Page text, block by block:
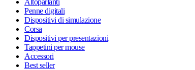
Penne digitali
Dispositivi di simulazione
Corsa
Dispositivi per presentazioni
Tappetini per mouse
Accessori
Best seller